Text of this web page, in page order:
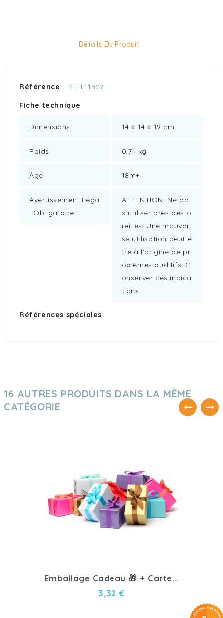
Détails Du Produit
Référence REFL11507
Fiche technique
Dimensions 14 x 14 x 19 cm
Poids 0,74 kg
Âge 18m+
Avertissement Léga
L Obligatoire
ATTENTION! Ne pa
s utiliser près des o
reilles. Une mauvai
se utilisation peut ê
tre à l’origine de pr
oblèmes auditifs. C
onserver ces indica
tions.
Références spéciales
16 AUTRES PRODUITS DANS LA MÊME
CATÉGORIE
Emballage Cadeau 🎁 + Carte...
3,32 €